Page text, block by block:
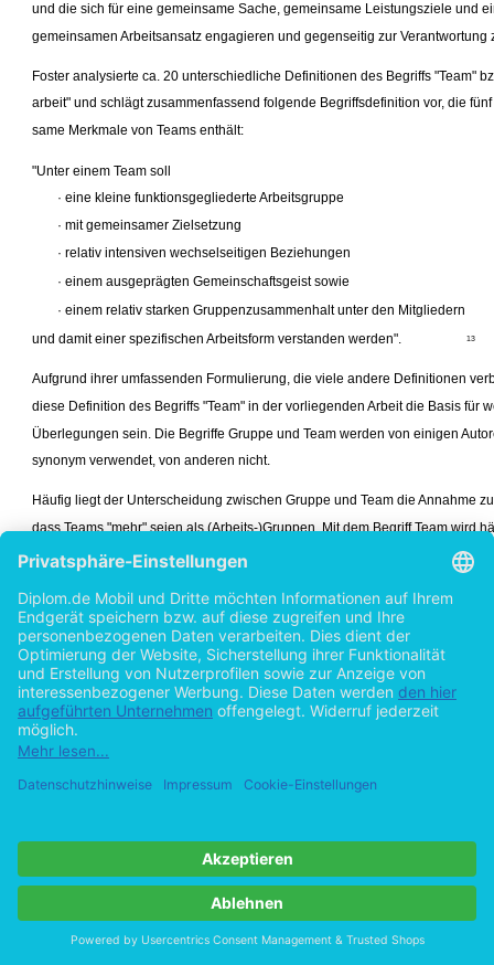
und die sich für eine gemeinsame Sache, gemeinsame Leistungsziele und
gemeinsamen Arbeitsansatz engagieren und gegenseitig zur Verantwortung
Foster analysierte ca. 20 unterschiedliche Definitionen des Begriffs "Team"
arbeit" und schlägt zusammenfassend folgende Begriffsdefinition vor, die
same Merkmale von Teams enthält:
"Unter einem Team soll
· eine kleine funktionsgegliederte Arbeitsgruppe
· mit gemeinsamer Zielsetzung
· relativ intensiven wechselseitigen Beziehungen
· einem ausgeprägten Gemeinschaftsgeist sowie
· einem relativ starken Gruppenzusammenhalt unter den Mitgliedern
und damit einer spezifischen Arbeitsform verstanden werden".
13
Aufgrund ihrer umfassenden Formulierung, die viele andere Definitionen
diese Definition des Begriffs "Team" in der vorliegenden Arbeit die Basis für
Überlegungen sein. Die Begriffe Gruppe und Team werden von einigen
synonym verwendet, von anderen nicht.
Häufig liegt der Unterscheidung zwischen Gruppe und Team die Annahme
dass Teams "mehr" seien als (Arbeits-)Gruppen. Mit dem Begriff Team wird
Vorstellung hoher Kohäsion und gut funktionierender Kooperation
verstanden wird.
Cohen/Bailey, die sich über einen längeren Zeitraum hinweg mit
Thema "Gruppe" bzw. "Team" beschäftigten, die im anglo-amerikanischen
erschienen sind, kamen aufgrund ihrer Untersuchungen zu dem Ergebnis:
Katzenbach/Smith, S. 70